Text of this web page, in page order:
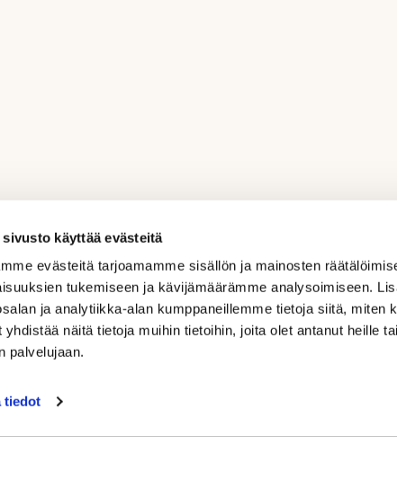
sivusto käyttää evästeitä
evästeitä tarjoamamme sisällön ja mainosten
tukemiseen ja kävijämäärämme analysoimiseen.
ja analytiikka-alan kumppaneillemme tietoja siitä, miten
yhdistää näitä tietoja muihin tietoihin, joita olet antanut heille
palvelujaan.
tiedot9860